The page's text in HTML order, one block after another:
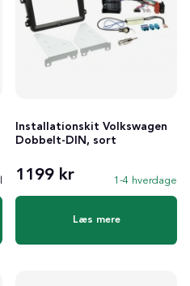
Installationskit Volkswagen
Dobbelt-DIN, sort
1199 kr 1-4 hverdage
Læs mere